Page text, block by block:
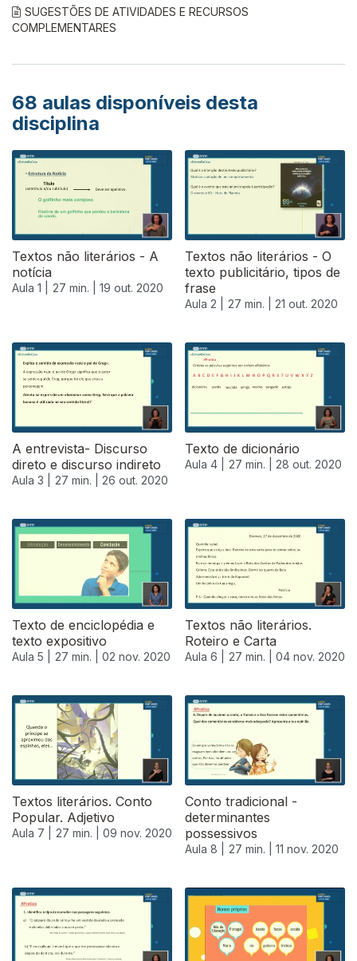
SUGESTÕES DE ATIVIDADES E RECURSOS
COMPLEMENTARES
68 aulas disponíveis desta
disciplina
Textos não literários - A
notícia
Aula 1 | 27 min. | 19 out. 2020
Textos não literários - O
texto publicitário, tipos de
frase
Aula 2 | 27 min. | 21 out. 2020
A entrevista- Discurso
direto e discurso indireto
Aula 3 | 27 min. | 26 out. 2020
Texto de dicionário
Aula 4 | 27 min. | 28 out. 2020
Texto de enciclopédia e
texto expositivo
Aula 5 | 27 min. | 02 nov. 2020
Textos não literários.
Roteiro e Carta
Aula 6 | 27 min. | 04 nov. 2020
Textos literários. Conto
Popular. Adjetivo
Aula 7 | 27 min. | 09 nov. 2020
Conto tradicional -
determinantes
possessivos
Aula 8 | 27 min. | 11 nov. 2020